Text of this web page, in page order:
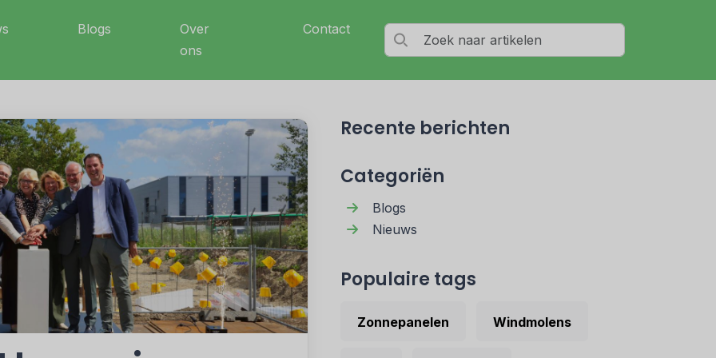
Blogs
Over
ons
Contact
Recente berichten
Categoriën
Blogs
Nieuws
Populaire tags
Zonnepanelen Windmolens